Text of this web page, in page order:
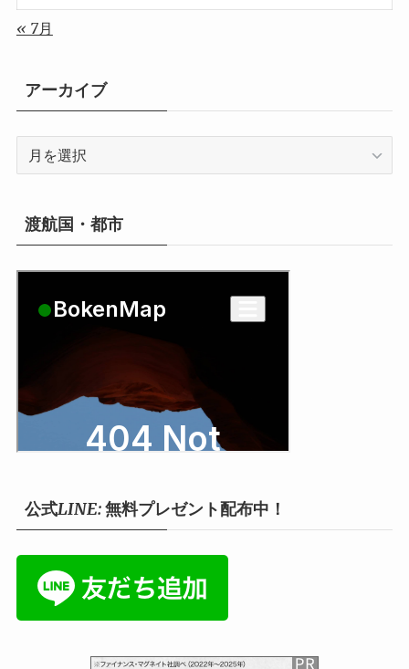
« 7月
アーカイブ
ー
イ
ブ
渡航国・都市
公式LINE: 無料プレゼント配布中！